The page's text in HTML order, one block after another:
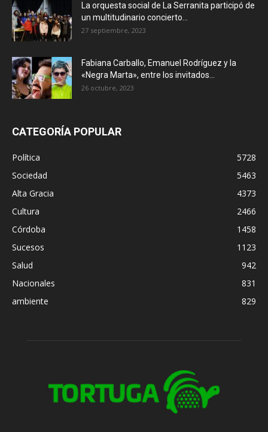
La orquesta social de La Serranita participó de
un multitudinario concierto...
27 septiembre, 2023
Fabiana Carballo, Emanuel Rodríguez y la
«Negra Marta», entre los invitados...
26 octubre, 2023
CATEGORÍA POPULAR
Política
5728
Sociedad
5463
Alta Gracia
4373
Cultura
2466
Córdoba
1458
Sucesos
1123
Salud
942
Nacionales
831
ambiente
829